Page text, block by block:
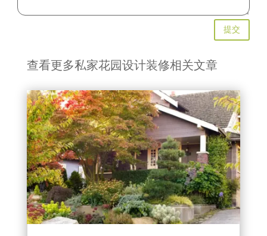
提交
查看更多私家花园设计装修相关文章